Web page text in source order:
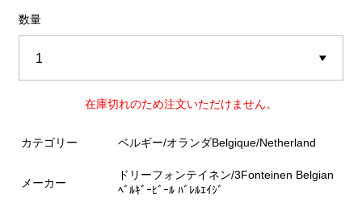
数量
在庫切れのため注文いただけません。
カテゴリー ベルギー/オランダBelgique/Netherland
メーカー
ドリーフォンテイネン/3Fonteinen Belgian
ﾍﾞﾙｷﾞｰﾋﾞｰﾙ ﾊﾞﾚﾙｴｲｼﾞ